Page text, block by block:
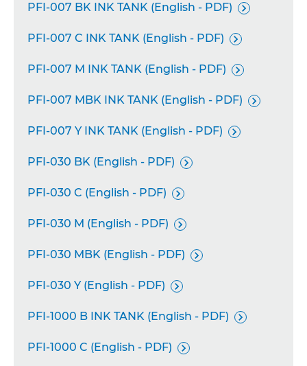
PFI-007 BK INK TANK (English - PDF) 
PFI-007 C INK TANK (English - PDF) 
PFI-007 M INK TANK (English - PDF) 
PFI-007 MBK INK TANK (English - PDF) 
PFI-007 Y INK TANK (English - PDF) 
PFI-030 BK (English - PDF) 
PFI-030 C (English - PDF) 
PFI-030 M (English - PDF) 
PFI-030 MBK (English - PDF) 
PFI-030 Y (English - PDF) 
PFI-1000 B INK TANK (English - PDF) 
PFI-1000 C (English - PDF) 